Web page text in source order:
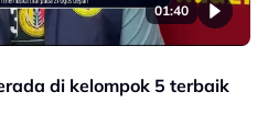
01:40
di kelompok 5 terbaik